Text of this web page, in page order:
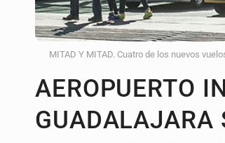
MITAD Y MITAD. Cuatro de los nuevos
AEROPUERTO
GUADALAJARA